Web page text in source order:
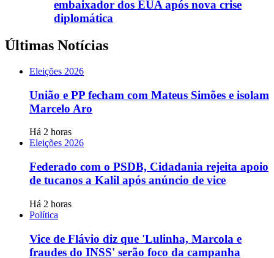
embaixador dos EUA após nova crise
diplomática
Últimas Notícias
Eleições 2026
União e PP fecham com Mateus Simões e isolam
Marcelo Aro
Há 2 horas
Eleições 2026
Federado com o PSDB, Cidadania rejeita apoio
de tucanos a Kalil após anúncio de vice
Há 2 horas
Política
Vice de Flávio diz que 'Lulinha, Marcola e
fraudes do INSS' serão foco da campanha